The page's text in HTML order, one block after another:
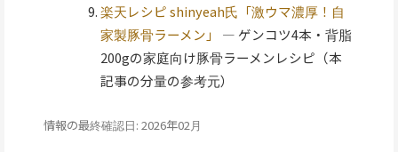
楽天レシピ shinyeah氏「激ウマ濃厚！自
家製豚骨ラーメン」
— ゲンコツ4本・背脂
200gの家庭向け豚骨ラーメンレシピ（本
記事の分量の参考元）
情報の最終確認日: 2026年02月